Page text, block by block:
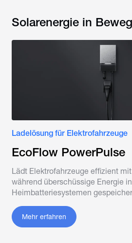
Solarenergie in
Ladelösung für Elektrofahrzeuge
EcoFlow PowerPulse
Lädt Elektrofahrzeuge effizient
während überschüssige Energie in
Heimbatteriesystemen
Mehr erfahren